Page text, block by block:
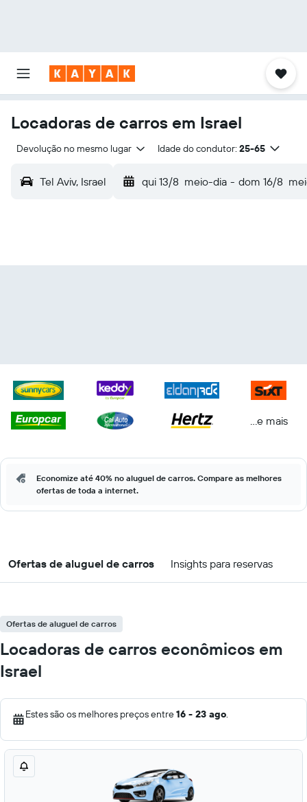
Locadoras de carros em Israel
Devolução no mesmo lugar Idade do condutor: 25-65
Tel Aviv, Israel qui 13/8 meio-dia - dom 16/8
...e mais
Economize até 40% no aluguel de carros. Compare as melhores
ofertas de toda a internet.
Ofertas de aluguel de carros Insights para reservas
Ofertas de aluguel de carros
Locadoras de carros econômicos em
Israel
Estes são os melhores preços entre16 - 23 ago.